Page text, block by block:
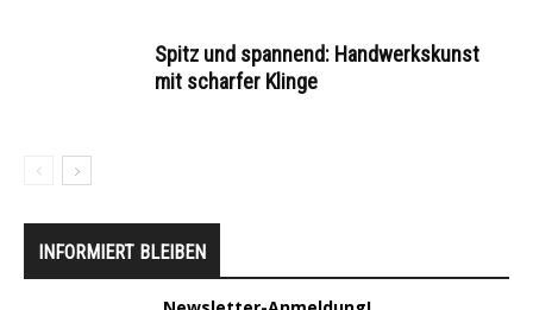
Spitz und spannend: Handwerkskunst
mit scharfer Klinge
INFORMIERT BLEIBEN